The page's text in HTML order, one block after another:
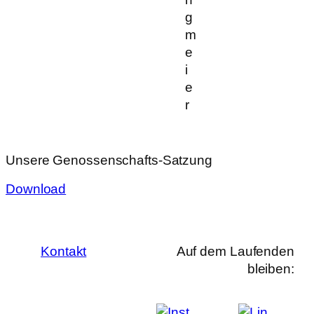
g
m
e
i
e
r
Unsere Genossenschafts-Satzung
Download
Kontakt
Auf dem Laufenden
bleiben: